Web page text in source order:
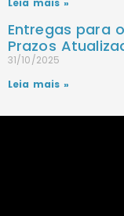
Entregas para
Prazos
31/10/2025
Leia mais »